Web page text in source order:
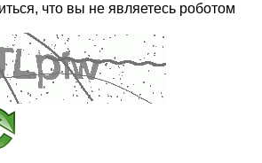
что вы не являетесь роботом